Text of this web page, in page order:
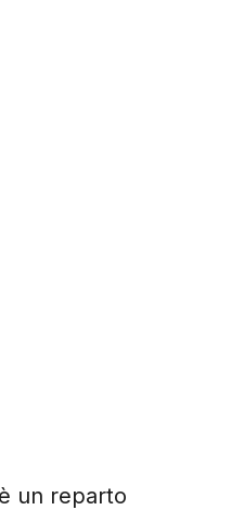
un reparto